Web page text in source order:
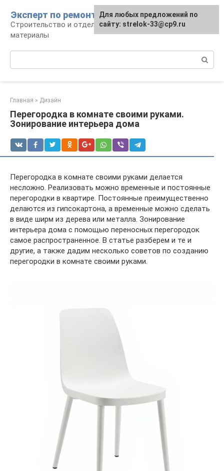
контенту
Эксперт по ремонту
Строительство и отделка: работы и
материалы
Главная » Дизайн
Перегородка в комнате своими руками.
Зонирование интерьера дома
Перегородка в комнате своими руками делается
несложно. Реализовать можно временные и постоянные
перегородки в квартире. Постоянные преимущественно
делаются из гипсокартона, а временные можно сделать
в виде ширм из дерева или металла. Зонирование
интерьера дома с помощью переносных перегородок
самое распространенное. В статье разберем и те и
другие, а также дадим несколько советов по созданию
перегородки в комнате своими руками.
Для любых предложений по
сайту: strelok-33@cp9.ru
Для любых предложений по
сайту: strelok-33@cp9.ru